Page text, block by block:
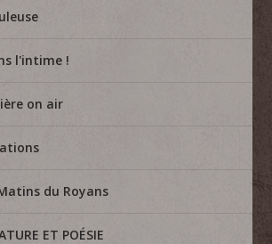
l'intime !
on air
du Royans
ET POÉSIE